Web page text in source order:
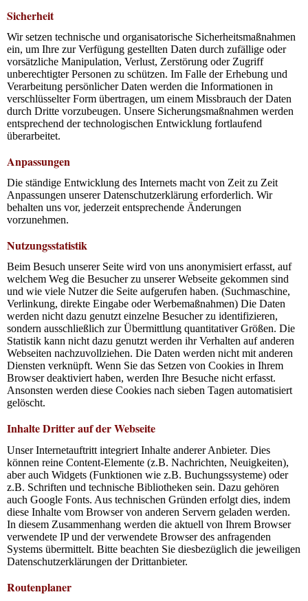
Sicherheit
Wir setzen technische und organisatorische Sicherheitsmaßnahmen
ein, um Ihre zur Verfügung gestellten Daten durch zufällige oder
vorsätzliche Manipulation, Verlust, Zerstörung oder Zugriff
unberechtigter Personen zu schützen. Im Falle der Erhebung und
Verarbeitung persönlicher Daten werden die Informationen in
verschlüsselter Form übertragen, um einem Missbrauch der Daten
durch Dritte vorzubeugen. Unsere Sicherungsmaßnahmen werden
entsprechend der technologischen Entwicklung fortlaufend
überarbeitet.
Anpassungen
Die ständige Entwicklung des Internets macht von Zeit zu Zeit
Anpassungen unserer Datenschutzerklärung erforderlich. Wir
behalten uns vor, jederzeit entsprechende Änderungen
vorzunehmen.
Nutzungsstatistik
Beim Besuch unserer Seite wird von uns anonymisiert erfasst, auf
welchem Weg die Besucher zu unserer Webseite gekommen sind
und wie viele Nutzer die Seite aufgerufen haben. (Suchmaschine,
Verlinkung, direkte Eingabe oder Werbemaßnahmen) Die Daten
werden nicht dazu genutzt einzelne Besucher zu identifizieren,
sondern ausschließlich zur Übermittlung quantitativer Größen. Die
Statistik kann nicht dazu genutzt werden ihr Verhalten auf anderen
Webseiten nachzuvollziehen. Die Daten werden nicht mit anderen
Diensten verknüpft. Wenn Sie das Setzen von Cookies in Ihrem
Browser deaktiviert haben, werden Ihre Besuche nicht erfasst.
Ansonsten werden diese Cookies nach sieben Tagen automatisiert
gelöscht.
Inhalte Dritter auf der Webseite
Unser Internetauftritt integriert Inhalte anderer Anbieter. Dies
können reine Content-Elemente (z.B. Nachrichten, Neuigkeiten),
aber auch Widgets (Funktionen wie z.B. Buchungssysteme) oder
z.B. Schriften und technische Bibliotheken sein. Dazu gehören
auch Google Fonts. Aus technischen Gründen erfolgt dies, indem
diese Inhalte vom Browser von anderen Servern geladen werden.
In diesem Zusammenhang werden die aktuell von Ihrem Browser
verwendete IP und der verwendete Browser des anfragenden
Systems übermittelt. Bitte beachten Sie diesbezüglich die jeweiligen
Datenschutzerklärungen der Drittanbieter.
Routenplaner